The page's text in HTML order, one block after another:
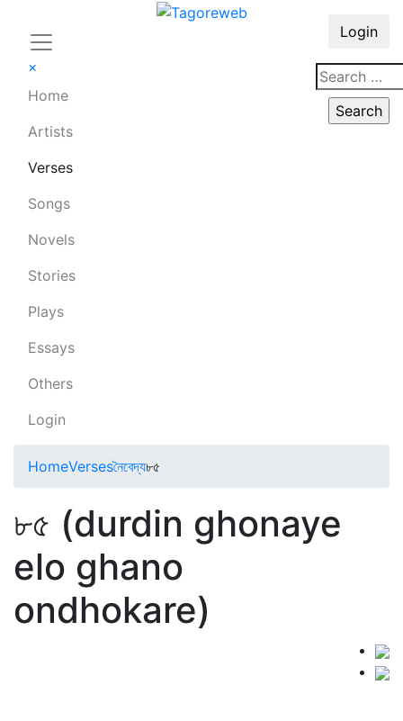
×
Home
Artists
Verses
Songs
Novels
Stories
Plays
Essays
Others
Login
Login
HomeVersesনৈবেদ্য৮৫
৮৫ (durdin ghonaye
elo ghano
ondhokare)